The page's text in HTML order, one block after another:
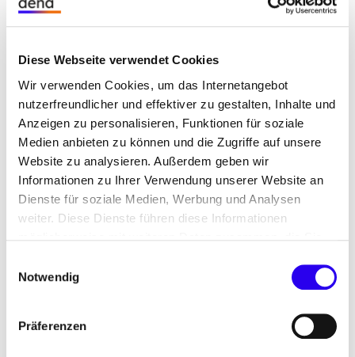
Diese Webseite verwendet Cookies
Wir verwenden Cookies, um das Internetangebot
nutzerfreundlicher und effektiver zu gestalten, Inhalte und
Anzeigen zu personalisieren, Funktionen für soziale
Medien anbieten zu können und die Zugriffe auf unsere
Website zu analysieren. Außerdem geben wir
Informationen zu Ihrer Verwendung unserer Website an
Dienste für soziale Medien, Werbung und Analysen
weiter. Diese Dienste führen diese Informationen
Nutzung der Dienste gesammelt haben.
Notwendig
Präferenzen
Die Projektentwickler werden dann in den zwanzig
Liegenschaften eine Orientierungsberatung
Kommunen und Bundesländer, die als
Modellprojekte in das Energiespar-Contracting
einsteigen, werden dann über die nächsten
zweieinhalb Jahre eng durch die Projektentwickler
begleitet: von anfänglicher Beratung, über die
Ausschreibung des ESC, die Vergabe und
Umsetzung bis hin zur Erfolgsbewertung der
Vorbilder & Orientierungshilfe
Als Leuchtturmprojekte sollen die Modellprojekte